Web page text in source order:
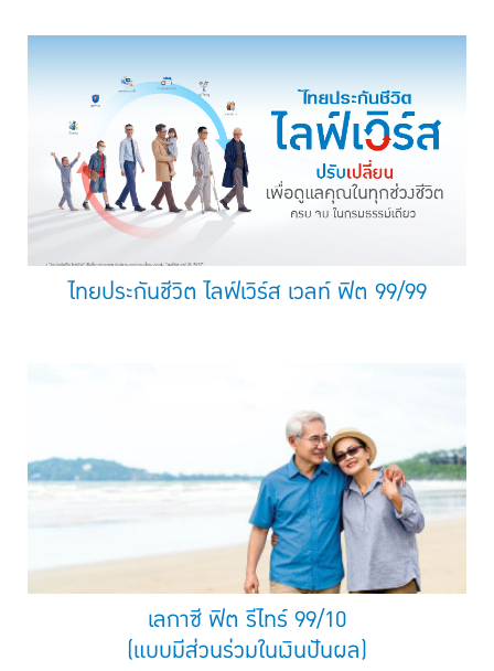
ไทยประกันชีวิต ไลฟ์เวิร์ส เวลท์ ฟิต 99/99
เลกาซี ฟิต รีไทร์ 99/10
(แบบมีส่วนร่วมในเงินปันผล)